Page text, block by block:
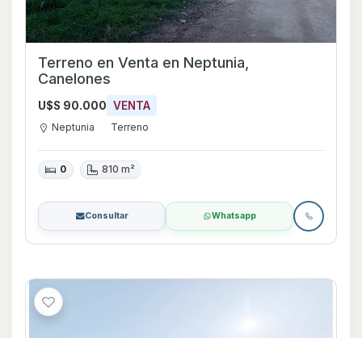
Terreno en Venta en Neptunia,
Canelones
U$S 90.000 VENTA
Neptunia Terreno
0 810 m²
Consultar Whatsapp